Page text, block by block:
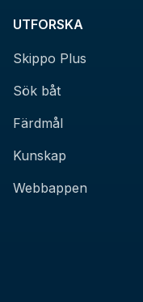
UTFORSKA
Skippo Plus
Sök båt
Färdmål
Kunskap
Webbappen